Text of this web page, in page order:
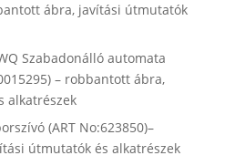
ábra, javítási útmutatók
Szabadonálló automata
– robbantott ábra,
alkatrészek
(ART No:623850)–
útmutatók és alkatrészek